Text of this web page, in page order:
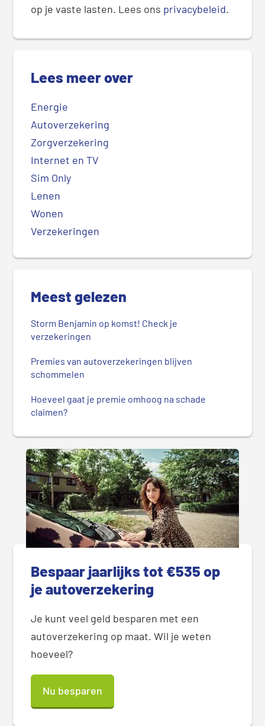
op je vaste lasten. Lees ons privacybeleid.
Lees meer over
Energie
Autoverzekering
Zorgverzekering
Internet en TV
Sim Only
Lenen
Wonen
Verzekeringen
Meest gelezen
Storm Benjamin op komst! Check je
verzekeringen
Premies van autoverzekeringen blijven
schommelen
Hoeveel gaat je premie omhoog na schade
claimen?
Bespaar jaarlijks tot €535 op
je autoverzekering
Je kunt veel geld besparen met een
autoverzekering op maat. Wil je weten
hoeveel?
Nu besparen